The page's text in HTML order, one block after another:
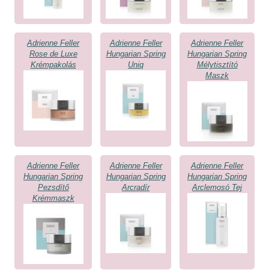
Adrienne Feller
Rose de Luxe
Krémpakolás
Adrienne Feller
Hungarian Spring
Uniq
Adrienne Feller
Hungarian Spring
Mélytisztító
Maszk
Adrienne Feller
Hungarian Spring
Pezsdítő
Krémmaszk
Adrienne Feller
Hungarian Spring
Arcradír
Adrienne Feller
Hungarian Spring
Arclemosó Tej